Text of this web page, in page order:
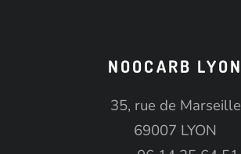
NOOCARB LYON
35, rue de Marseille
69007 LYON